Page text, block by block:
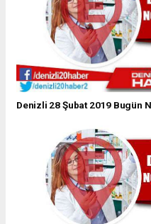
Denizli 28 Şubat 2019 Bugün